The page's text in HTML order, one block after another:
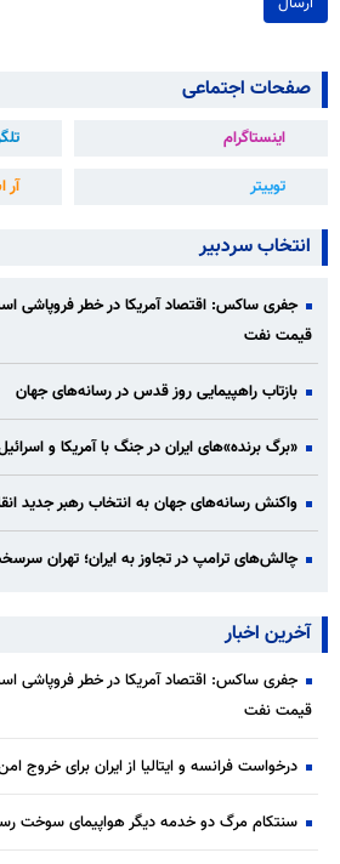
صفحات اجتماعی
اینستاگرام
توییتر
انتخاب سردبیر
جفری ساکس: اقتصاد آمریکا در خطر فروپاشی
قیمت نفت
بازتاب راهپیمایی روز قدس در رسانه‌های جهان
«برگ برنده»‌های ایران در جنگ با آمریکا و
واکنش رسانه‌های جهان به انتخاب رهبر جدید
چالش‌های ترامپ در تجاوز به ایران؛ تهران
آخرین اخبار
جفری ساکس: اقتصاد آمریکا در خطر فروپاشی
قیمت نفت
درخواست فرانسه و ایتالیا از ایران برای خروج
سنتکام مرگ دو خدمه دیگر هواپیمای سوخت رسان